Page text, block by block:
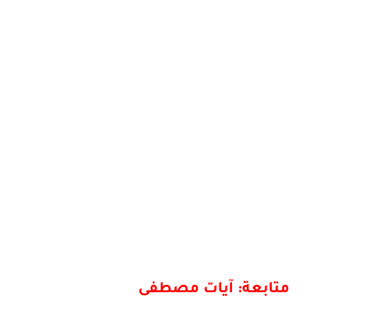
متابعة: آيات مصطفى